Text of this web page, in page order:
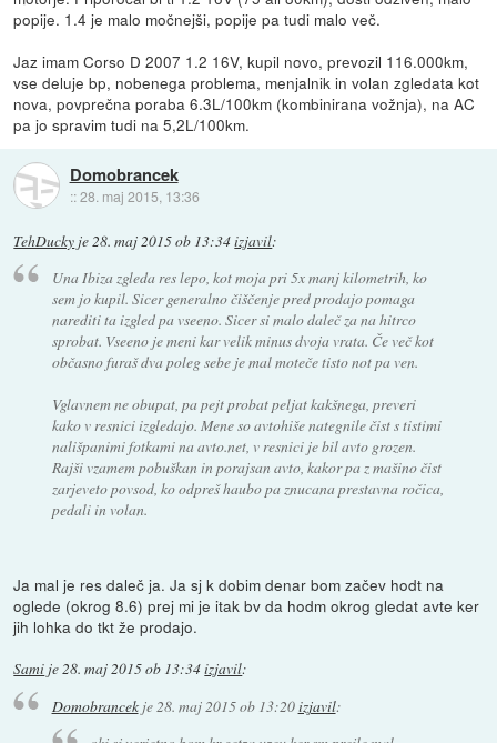
popije. 1.4 je malo močnejši, popije pa tudi malo več.
Jaz imam Corso D 2007 1.2 16V, kupil novo, prevozil 116.000km,
vse deluje bp, nobenega problema, menjalnik in volan zgledata kot
nova, povprečna poraba 6.3L/100km (kombinirana vožnja), na AC
pa jo spravim tudi na 5,2L/100km.
Domobrancek
::28. maj 2015, 13:36
TehDucky je28. maj 2015 ob 13:34izjavil:
Una Ibiza zgleda res lepo, kot moja pri 5x manj kilometrih, ko
sem jo kupil. Sicer generalno čiščenje pred prodajo pomaga
narediti ta izgled pa vseeno. Sicer si malo daleč za na hitrco
sprobat. Vseeno je meni kar velik minus dvoja vrata. Če več kot
občasno furaš dva poleg sebe je mal moteče tisto not pa ven.
Vglavnem ne obupat, pa pejt probat peljat kakšnega, preveri
kako v resnici izgledajo. Mene so avtohiše nategnile čist s tistimi
nališpanimi fotkami na avto.net, v resnici je bil avto grozen.
Rajši vzamem pobuškan in porajsan avto, kakor pa z mašino čist
zarjeveto povsod, ko odpreš haubo pa znucana prestavna ročica,
pedali in volan.
Ja mal je res daleč ja. Ja sj k dobim denar bom začev hodt na
oglede (okrog 8.6) prej mi je itak bv da hodm okrog gledat avte ker
jih lohka do tkt že prodajo.
Sami je28. maj 2015 ob 13:34izjavil:
Domobrancekje28. maj 2015 ob 13:20izjavil: